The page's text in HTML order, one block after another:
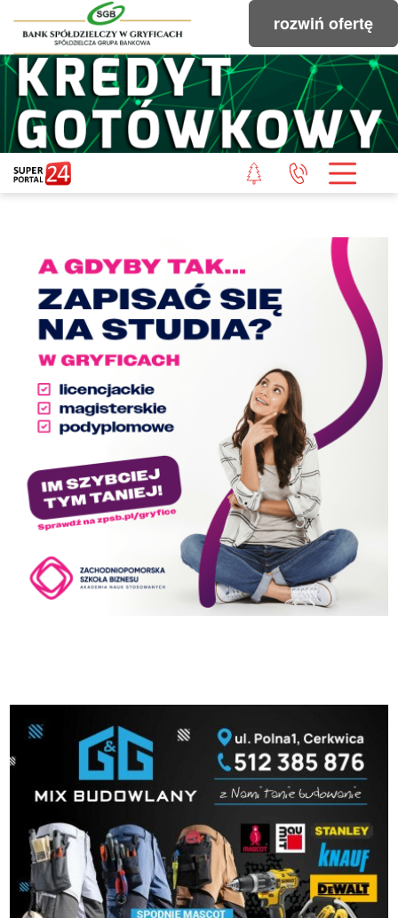
rozwiń ofertę
STRONA GŁÓWNA
POWIAT GRYFICKI
WIADOMOŚCI Z LASU
STUDIO SUPERPORTALU
KONTAKT
REDAKCJA
REGULAMIN